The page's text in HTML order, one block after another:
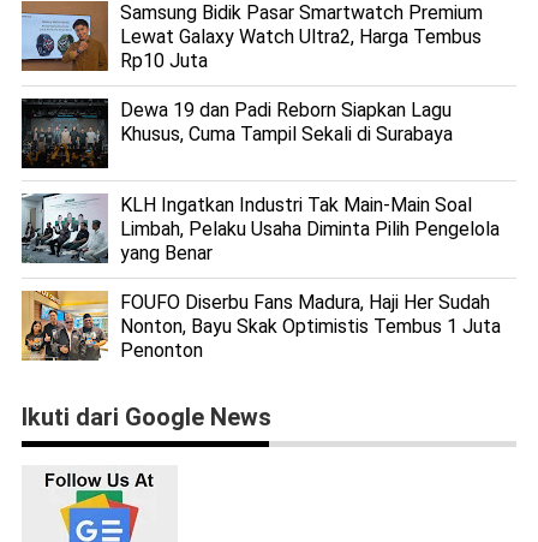
Samsung Bidik Pasar Smartwatch Premium
Lewat Galaxy Watch Ultra2, Harga Tembus
Rp10 Juta
Dewa 19 dan Padi Reborn Siapkan Lagu
Khusus, Cuma Tampil Sekali di Surabaya
KLH Ingatkan Industri Tak Main-Main Soal
Limbah, Pelaku Usaha Diminta Pilih Pengelola
yang Benar
FOUFO Diserbu Fans Madura, Haji Her Sudah
Nonton, Bayu Skak Optimistis Tembus 1 Juta
Penonton
Ikuti dari Google News